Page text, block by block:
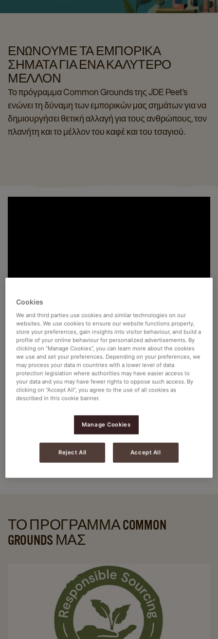
ΕΝΏΝΟΥΜΕ ΤΑ ΕΜΠΟΡΙΚΆ
ΣΉΜΑΤΑ ΓΙΑ ΈΝΑ ΚΑΛΎΤΕΡΟ
ΜΈΛΛΟΝ
Το πρόγραμμα Common Grounds της JDE Peet’s
ενώνει τη δύναμη των εμπορικών μας σημάτων για να
δημιουργήσει θετική αλλαγή για τους ανθρώπους, τον
πλανήτη και το μέλλον του καφέ και του τσαγιού.
ΥΠΕΎΘΥΝΗ ΠΡΟΜΉΘΕΙΑ
Υπεύθυνη Προμήθειασημαίνει για εμάς ότι ο πράσινος
καφές που αγοράζουμε παράγεται σύμφωνα με
αναγνωρισμένες αρχές του κλάδου. Όπου είναι απαραίτητο,
αντιμετωπίζουμε και βελτιώνουμε πιθανά κοινωνικά και
περιβαλλοντικά ζητήματα. Μέσω των προγραμμάτων
Common Grounds, υποστηρίζουμε ολόκληρες περιοχές και,
δημιουργούμε αντίκτυπο μεγάλης κλίμακας και
συμβάλλουμε σε δομική συστημική αλλαγή. Η προσέγγισή
μας για υπεύθυνη προμήθεια ελέγχεται από την Deloitte και
επαληθεύεται από την Enveritas.
ΤΟ ΠΡΌΓΡΑΜΜΑ COMMON
GROUNDS ΜΑΣ
Cookies
We and third parties use cookies and similar technologies on our
websites. We use cookies to ensure our website functions properly,
store your preferences, gain insights into visitor behaviour, and build a
profile of your online behaviour for personalized advertisements. By
clicking on “Manage Cookies”, you can learn more about the cookies
we use and set your preferences. Depending on your preferences, we
may process your data in countries with a lower level of data
protection legislation where authorities may have easier access to
your data and you may have fewer rights to oppose such access. By
clicking on “Accept All”, you agree to the use of all cookies as
described in this cookie banner.
Manage Cookies
Reject All Accept All